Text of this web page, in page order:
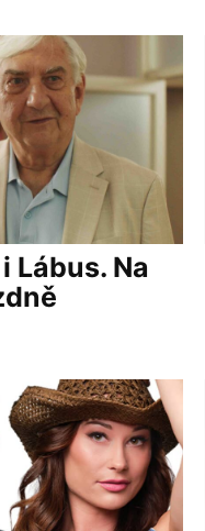
Lábus. Na